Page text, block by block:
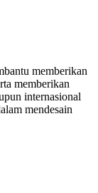
memberikan
memberikan
internasional
mendesain